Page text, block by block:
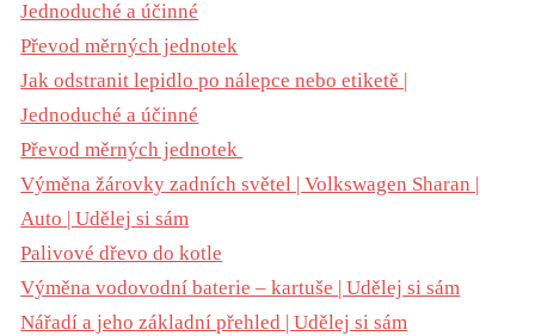
Jednoduché a účinné
Převod měrných jednotek
Jak odstranit lepidlo po nálepce nebo etiketě |
Jednoduché a účinné
Převod měrných jednotek
Výměna žárovky zadních světel | Volkswagen Sharan |
Auto | Udělej si sám
Palivové dřevo do kotle
Výměna vodovodní baterie – kartuše | Udělej si sám
Nářadí a jeho základní přehled | Udělej si sám